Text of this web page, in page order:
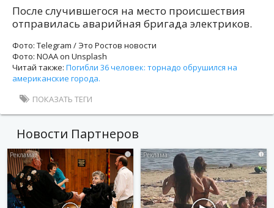
После случившегося на место происшествия
отправилась аварийная бригада электриков.
Фото: Telegram / Это Ростов новости
Фото: NOAA on Unsplash
Читай также: Погибли 36 человек: торнадо обрушился на
американские города.
ПОКАЗАТЬ ТЕГИ
Новости Партнеров
i i